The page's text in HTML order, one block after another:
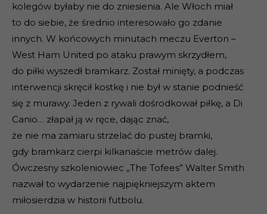
kolegów byłaby nie do zniesienia. Ale Włoch miał
to do siebie, że średnio interesowało go zdanie
innych. W końcowych minutach meczu Everton –
West Ham United po ataku prawym skrzydłem,
do piłki wyszedł bramkarz. Został minięty, a podczas
interwencji skręcił kostkę i nie był w stanie podnieść
się z murawy. Jeden z rywali dośrodkował piłkę, a Di
Canio… złapał ją w ręce, dając znać,
że nie ma zamiaru strzelać do pustej bramki,
gdy bramkarz cierpi kilkanaście metrów dalej.
Ówczesny szkoleniowiec „The Tofees” Walter Smith
nazwał to wydarzenie najpiękniejszym aktem
miłosierdzia w historii futbolu.